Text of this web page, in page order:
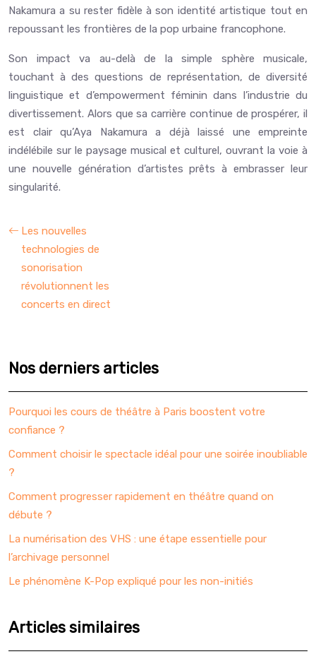
Nakamura a su rester fidèle à son identité artistique tout en
repoussant les frontières de la pop urbaine francophone.
Son impact va au-delà de la simple sphère musicale,
touchant à des questions de représentation, de diversité
linguistique et d’empowerment féminin dans l’industrie du
divertissement. Alors que sa carrière continue de prospérer, il
est clair qu’Aya Nakamura a déjà laissé une empreinte
indélébile sur le paysage musical et culturel, ouvrant la voie à
une nouvelle génération d’artistes prêts à embrasser leur
singularité.
Les nouvelles
technologies de
sonorisation
révolutionnent les
concerts en direct
Nos derniers articles
Pourquoi les cours de théâtre à Paris boostent votre
confiance ?
Comment choisir le spectacle idéal pour une soirée inoubliable
?
Comment progresser rapidement en théâtre quand on
débute ?
La numérisation des VHS : une étape essentielle pour
l’archivage personnel
Le phénomène K-Pop expliqué pour les non-initiés
Articles similaires